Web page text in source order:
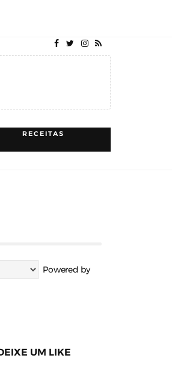
RECEITAS
Powered by
UM LIKE